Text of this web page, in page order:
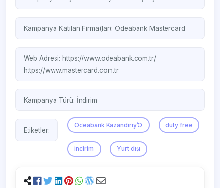
Kampanya Katılan Firma(lar):OdeabankMastercard
Web Adresi: https://www.odeabank.com.tr/
https://www.mastercard.com.tr
Kampanya Türü: İndirim
Etiketler:
Odeabank Kazandırıy’O duty free
indirim Yurt dışı